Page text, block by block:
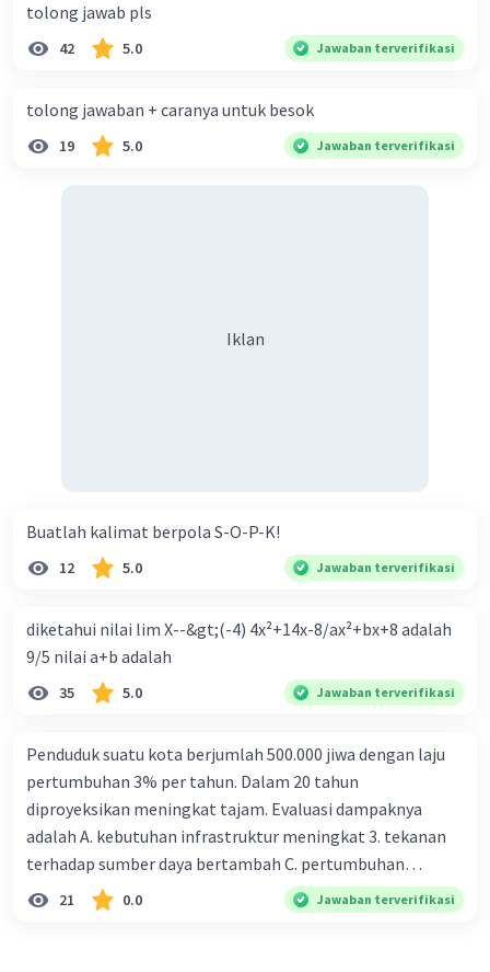
tolong jawab pls
42 5.0 Jawaban terverifikasi
tolong jawaban + caranya untuk besok
19 5.0 Jawaban terverifikasi
Iklan
Buatlah kalimat berpola S-O-P-K!
12 5.0 Jawaban terverifikasi
diketahui nilai lim X--&gt;(-4) 4x²+14x-8/ax²+bx+8 adalah
9/5 nilai a+b adalah
35 5.0 Jawaban terverifikasi
Penduduk suatu kota berjumlah 500.000 jiwa dengan laju
pertumbuhan 3% per tahun. Dalam 20 tahun
diproyeksikan meningkat tajam. Evaluasi dampaknya
adalah A. kebutuhan infrastruktur meningkat 3. tekanan
terhadap sumber daya bertambah C. pertumbuhan
eksponensial berdampak jangka panjang D. tidak
memengaruhi tata ruang E. proyeksi penduduk penting
21 0.0 Jawaban terverifikasi